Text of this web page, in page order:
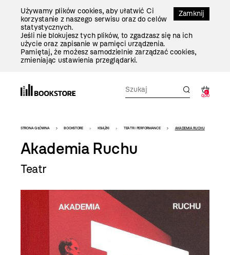
Zamknij
Używamy plików cookies, aby ułatwić Ci
korzystanie z naszego serwisu oraz do celów
statystycznych.
Jeśli nie blokujesz tych plików, to zgadzasz się na ich
użycie oraz zapisanie w pamięci urządzenia.
Pamiętaj, że możesz samodzielnie zarządzać cookies,
zmieniając ustawienia przeglądarki.
0
0,00
Bookstore
-
szablon
szczegóły
STRONA GŁÓWNA BOOKSTORE KSIĄŻKI TEATR I PERFORMANCE AKADEMIA RUCHU
Akademia Ruchu
Teatr